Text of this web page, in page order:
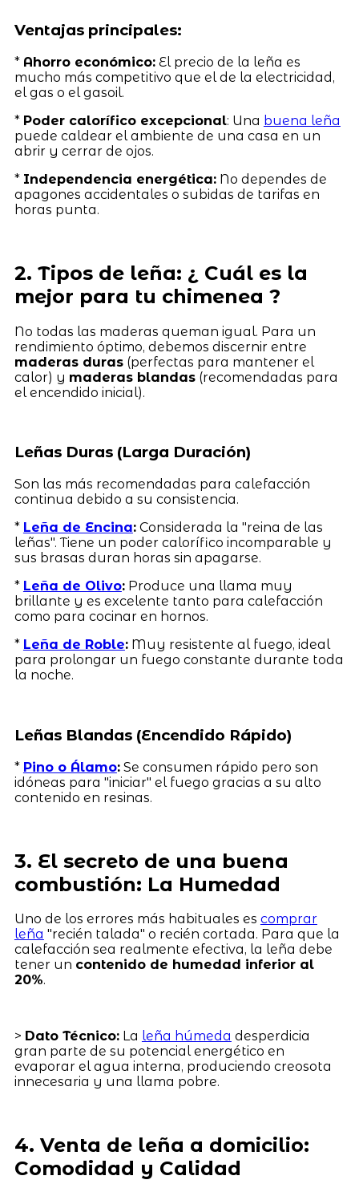
Ventajas principales:
* Ahorro económico:El precio de la leña es
mucho más competitivo que el de la electricidad,
el gas o el gasoil.
* Poder calorífico excepcional: Una buena leña
puede caldear el ambiente de una casa en un
abrir y cerrar de ojos.
* Independencia energética:No dependes de
apagones accidentales o subidas de tarifas en
horas punta.
2. Tipos de leña: ¿ Cuál es la
mejor para tu chimenea ?
No todas las maderas queman igual. Para un
rendimiento óptimo, debemos discernir entre
maderas duras(perfectas para mantener el
calor) y maderas blandas(recomendadas para
el encendido inicial).
Leñas Duras (Larga Duración)
Son las más recomendadas para calefacción
continua debido a su consistencia.
* Leña de Encina:Considerada la "reina de las
leñas". Tiene un poder calorífico incomparable y
sus brasas duran horas sin apagarse.
* Leña de Olivo:Produce una llama muy
brillante y es excelente tanto para calefacción
como para cocinar en hornos.
* Leña de Roble:Muy resistente al fuego, ideal
para prolongar un fuego constante durante toda
la noche.
Leñas Blandas (Encendido Rápido)
* Pino o Álamo:Se consumen rápido pero son
idóneas para "iniciar" el fuego gracias a su alto
contenido en resinas.
3. El secreto de una buena
combustión: La Humedad
Uno de los errores más habituales es comprar
leña "recién talada" o recién cortada. Para que la
calefacción sea realmente efectiva, la leña debe
tener un contenido de humedad inferior al
20%.
> Dato Técnico:La leña húmeda desperdicia
gran parte de su potencial energético en
evaporar el agua interna, produciendo creosota
innecesaria y una llama pobre.
4. Venta de leña a domicilio:
Comodidad y Calidad